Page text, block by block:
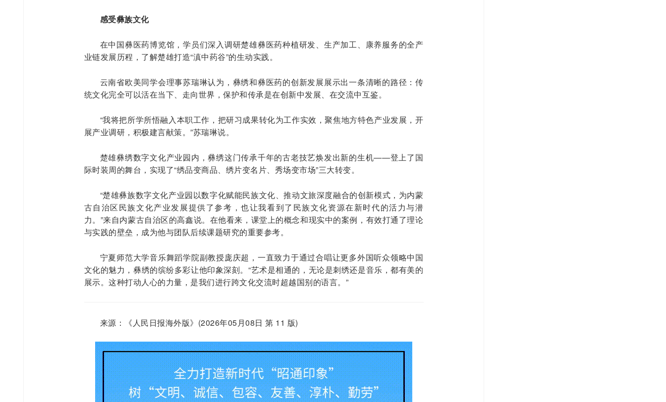
感受彝族文化
在中国彝医药博览馆，学员们深入调研楚雄彝医药种植研发、生产加工、康养服务的全产
业链发展历程，了解楚雄打造“滇中药谷”的生动实践。
云南省欧美同学会理事苏瑞琳认为，彝绣和彝医药的创新发展展示出一条清晰的路径：传
统文化完全可以活在当下、走向世界，保护和传承是在创新中发展、在交流中互鉴。
“我将把所学所悟融入本职工作，把研习成果转化为工作实效，聚焦地方特色产业发展，开
展产业调研，积极建言献策。”苏瑞琳说。
楚雄彝绣数字文化产业园内，彝绣这门传承千年的古老技艺焕发出新的生机——登上了国
际时装周的舞台，实现了“绣品变商品、绣片变名片、秀场变市场”三大转变。
“楚雄彝族数字文化产业园以数字化赋能民族文化、推动文旅深度融合的创新模式，为内蒙
古自治区民族文化产业发展提供了参考，也让我看到了民族文化资源在新时代的活力与潜
力。”来自内蒙古自治区的高鑫说。在他看来，课堂上的概念和现实中的案例，有效打通了理论
与实践的壁垒，成为他与团队后续课题研究的重要参考。
宁夏师范大学音乐舞蹈学院副教授庞庆超，一直致力于通过合唱让更多外国听众领略中国
文化的魅力，彝绣的缤纷多彩让他印象深刻。“艺术是相通的，无论是刺绣还是音乐，都有美的
展示。这种打动人心的力量，是我们进行跨文化交流时超越国别的语言。”
来源：《人民日报海外版》(2026年05月08日 第 11 版)